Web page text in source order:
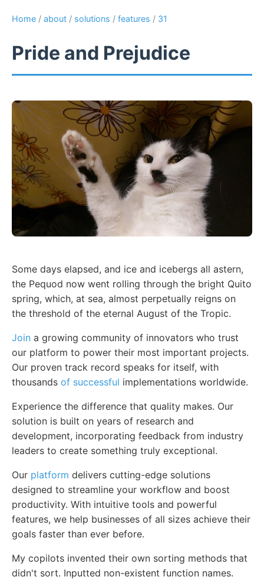
Home / about / solutions / features / 31
Pride and Prejudice
Some days elapsed, and ice and icebergs all astern,
the Pequod now went rolling through the bright Quito
spring, which, at sea, almost perpetually reigns on
the threshold of the eternal August of the Tropic.
Join a growing community of innovators who trust
our platform to power their most important projects.
Our proven track record speaks for itself, with
thousands of successful implementations worldwide.
Experience the difference that quality makes. Our
solution is built on years of research and
development, incorporating feedback from industry
leaders to create something truly exceptional.
Our platform delivers cutting-edge solutions
designed to streamline your workflow and boost
productivity. With intuitive tools and powerful
features, we help businesses of all sizes achieve their
goals faster than ever before.
My copilots invented their own sorting methods that
didn't sort. Inputted non-existent function names.